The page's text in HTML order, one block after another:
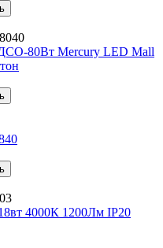
80Вт Mercury LED Mall
4000К 1200Лм IP20